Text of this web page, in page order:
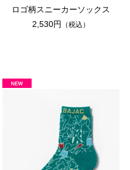
ロゴ柄スニーカーソックス
2,530円
（税込）